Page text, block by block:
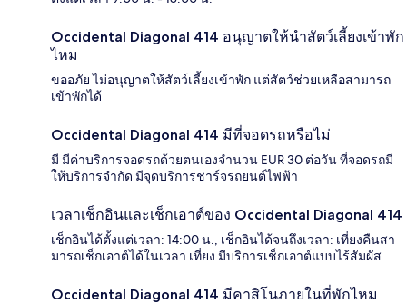
Occidental Diagonal 414 อนุญาตให้นำสัตว์เลี้ยงเข้าพัก
ไหม
ขออภัย ไม่อนุญาตให้สัตว์เลี้ยงเข้าพัก แต่สัตว์ช่วยเหลือสามารถ
เข้าพักได้
Occidental Diagonal 414 มีที่จอดรถหรือไม่
มี มีค่าบริการจอดรถด้วยตนเองจำนวน EUR 30 ต่อวัน ที่จอดรถมี
ให้บริการจำกัด มีจุดบริการชาร์จรถยนต์ไฟฟ้า
เวลาเช็กอินและเช็กเอาต์ของ Occidental Diagonal 414
เช็กอินได้ตั้งแต่เวลา: 14:00 น., เช็กอินได้จนถึงเวลา: เที่ยงคืนสา
มารถเช็กเอาต์ได้ในเวลา เที่ยง มีบริการเช็กเอาต์แบบไร้สัมผัส
Occidental Diagonal 414 มีคาสิโนภายในที่พักไหม